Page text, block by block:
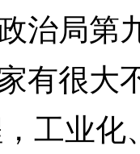
治局第
有很大
工业